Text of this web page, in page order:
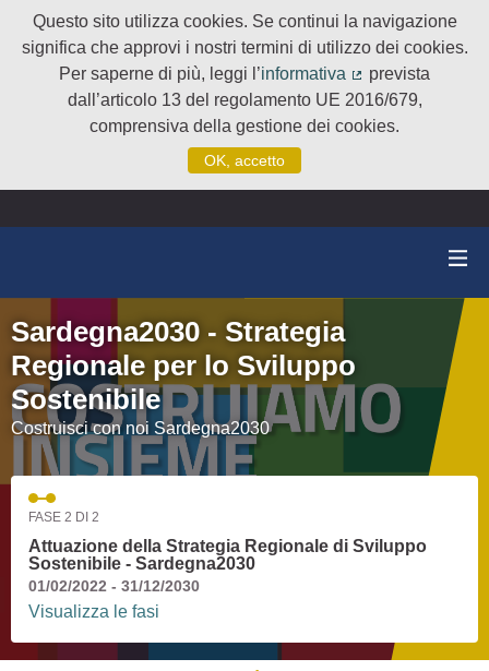
Questo sito utilizza cookies. Se continui la navigazione
significa che approvi i nostri termini di utilizzo dei cookies.
Per saperne di più, leggi l’informativa
(Collegamento
prevista
dall’articolo 13 del regolamento UE 2016/679,
comprensiva della gestione dei cookies.
OK, accetto
Sardegna2030 - Strategia
Regionale per lo Sviluppo
Sostenibile
Costruisci con noi Sardegna2030
FASE 2 DI 2
Attuazione della Strategia Regionale di Sviluppo
Sostenibile - Sardegna2030
01/02/2022 - 31/12/2030
Visualizza le fasi